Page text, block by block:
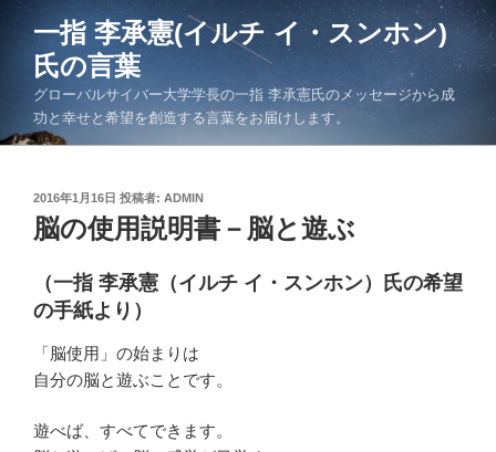
へ
一指 李承憲(イルチ イ・スンホン)
氏の言葉
グローバルサイバー大学学長の一指 李承憲氏のメッセージから成
功と幸せと希望を創造する言葉をお届けします。
投
稿
日:
2016年1月16日 投稿者: ADMIN
脳の使用説明書－脳と遊ぶ
（一指 李承憲（イルチ イ・スンホン）氏の希望
の手紙より）
「脳使用」の始まりは
自分の脳と遊ぶことです。
遊べば、すべてできます。